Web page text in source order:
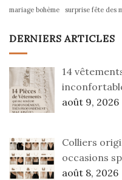
mariage bohème surprise fête des
DERNIERS ARTICLES
14
août 9, 2026
Colliers
occasions
août 8, 2026